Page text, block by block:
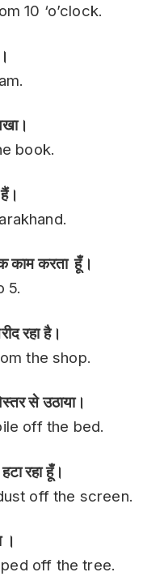
10 ‘o’clock.
book.
करता हूँ।
5.
रहा है।
the shop.
से उठाया।
off the bed.
रहा हूँ।
off the screen.
।
off the tree.